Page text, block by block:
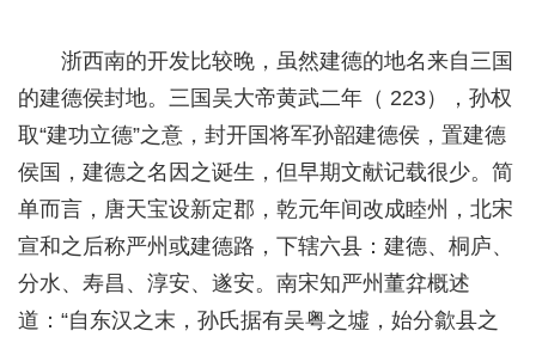
浙西南的开发比较晚，虽然建德的地名来自三国
的建德侯封地。三国吴大帝黄武二年（ 223），孙权
取“建功立德”之意，封开国将军孙韶建德侯，置建德
侯国，建德之名因之诞生，但早期文献记载很少。简
单而言，唐天宝设新定郡，乾元年间改成睦州，北宋
宣和之后称严州或建德路，下辖六县：建德、桐庐、
分水、寿昌、淳安、遂安。南宋知严州董弅概述
道：“自东汉之末，孙氏据有吴粤之墟，始分歙县之